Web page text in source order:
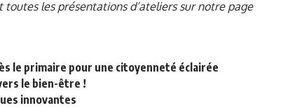
toutes les présentations d’ateliers surnotre page
le primaire pour une citoyenneté éclairée
le bien-être !
innovantes